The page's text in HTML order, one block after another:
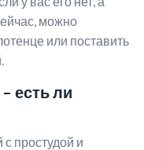
можно
или поставить
есть ли
простудой и